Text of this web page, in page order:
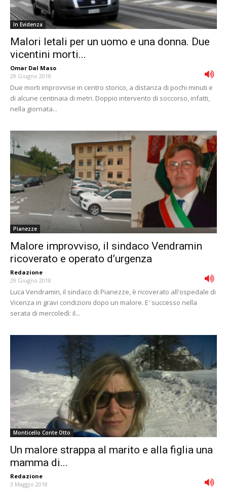
In Evidenza
Malori letali per un uomo e una donna. Due
vicentini morti...
Omar Dal Maso -
29 Giugno 2018
Due morti improvvise in centro storico, a distanza di pochi minuti e
di alcune centinaia di metri. Doppio intervento di soccorso, infatti,
nella giornata...
Pianezze
Malore improvviso, il sindaco Vendramin
ricoverato e operato d’urgenza
Redazione -
29 Giugno 2018
Luca Vendramin, il sindaco di Pianezze, è ricoverato all'ospedale di
Vicenza in gravi condizioni dopo un malore. E' successo nella
serata di mercoledì: il...
Monticello Conte Otto
Un malore strappa al marito e alla figlia una
mamma di...
Redazione -
3 Maggio 2018